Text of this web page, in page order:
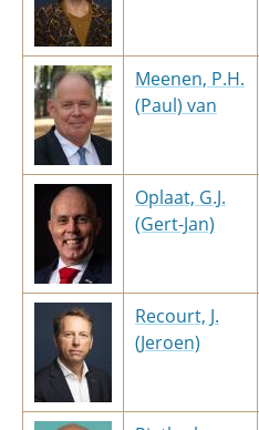
Meenen, P.H.
(Paul) van
Oplaat, G.J.
(Gert-Jan)
Recourt, J.
(Jeroen)